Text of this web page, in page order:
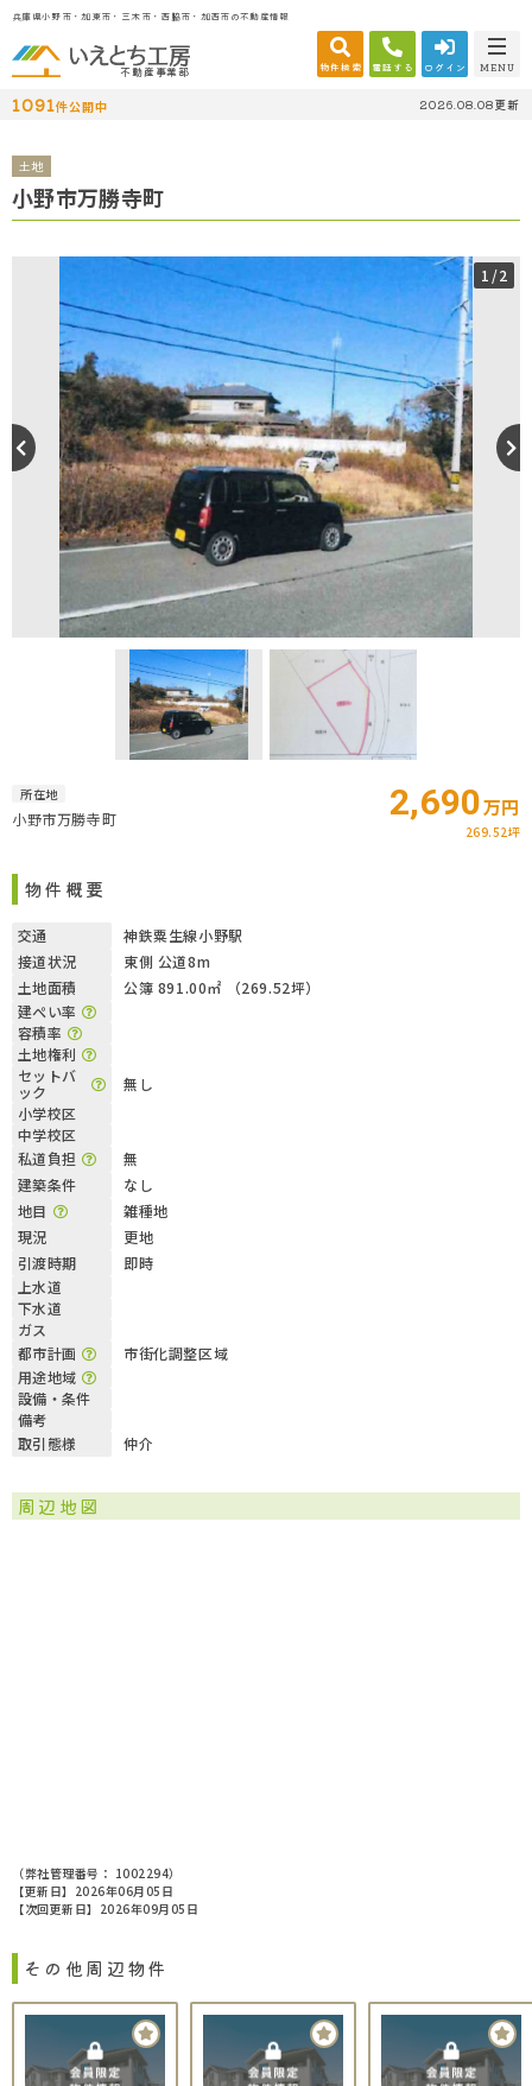
兵庫県小野市・加東市・三木市・西脇市・加西市の不動産情報
不動産事業部 物件検索 電話する ログイン MENU
1091件公開中 2026.08.08更新
土地
小野市万勝寺町
1 /2
所在地
小野市万勝寺町 2,690万円
269.52坪
物件概要
交通
神鉄粟生線小野駅
接道状況
東側 公道8m
土地面積
公簿 891.00㎡ （269.52坪）
建ぺい率
容積率
土地権利
セットバ
ック
無し
小学校区
中学校区
私道負担
無
建築条件
なし
地目
雑種地
現況
更地
引渡時期
即時
上水道
下水道
ガス
都市計画
市街化調整区域
用途地域
設備・条件
備考
取引態様
仲介
周辺地図
（弊社管理番号： 1002294）
【更新日】2026年06月05日
【次回更新日】2026年09月05日
その他周辺物件